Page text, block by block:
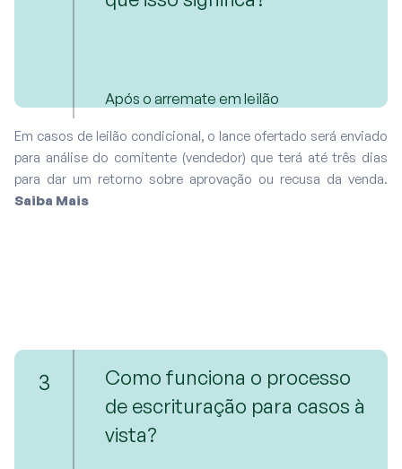
Após o arremate em leilão
Em casos de leilão condicional, o lance ofertado será enviado
para análise do comitente (vendedor) que terá até três dias
para dar um retorno sobre aprovação ou recusa da venda.
Saiba Mais
3
Como funciona o processo
de escrituração para casos à
vista?